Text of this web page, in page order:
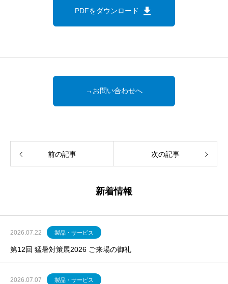
PDFをダウンロード download
→お問い合わせへ
前の記事 次の記事
新着情報
2026.07.22 製品・サービス
第12回 猛暑対策展2026 ご来場の御礼
2026.07.07 製品・サービス